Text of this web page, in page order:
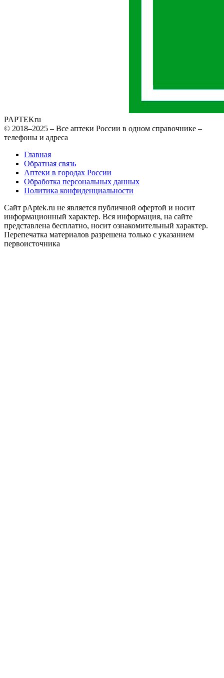
PAPTEKru
© 2018–2025 – Все аптеки России в одном справочнике –
телефоны и адреса
Главная
Обратная связь
Аптеки в городах России
Обработка персональных данных
Политика конфиденциальности
Сайт pAptek.ru не является публичной офертой и носит
информационный характер. Вся информация, на сайте
представлена бесплатно, носит ознакомительный характер.
Перепечатка материалов разрешена только с указанием
первоисточника